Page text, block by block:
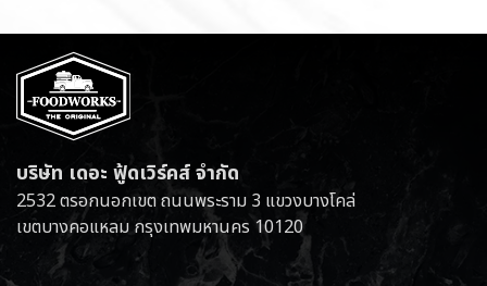
บริษัท เดอะ ฟู้ดเวิร์คส์ จำกัด
2532 ตรอกนอกเขต ถนนพระราม 3 แขวงบางโคล่
เขตบางคอแหลม กรุงเทพมหานคร 10120